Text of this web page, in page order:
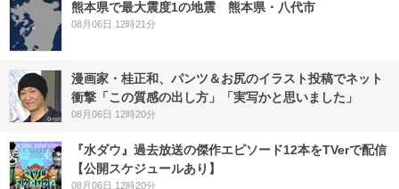
熊本県で最大震度1の地震 熊本県・八代市
08月06日 12時21分
漫画家・桂正和、パンツ＆お尻のイラスト投稿でネット
衝撃「この質感の出し方」「実写かと思いました」
08月06日 12時20分
『水ダウ』過去放送の傑作エピソード12本をTVerで配信
【公開スケジュールあり】
08月06日 12時20分